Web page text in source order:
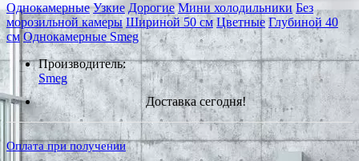
Однокамерные Узкие Дорогие Мини холодильники Без
морозильной камеры Шириной 50 см Цветные Глубиной 40
см Однокамерные Smeg
Производитель:
Smeg
Доставка сегодня!
Оплата при получении